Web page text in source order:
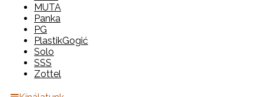
MUTA
Panka
PG
PlastikGogić
Solo
SSS
Zottel